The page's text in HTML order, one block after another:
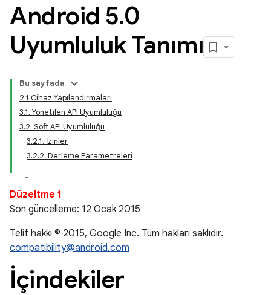
Android 5.0
Uyumluluk Tanımı
Bu sayfada
2.1 Cihaz Yapılandırmaları
3.1. Yönetilen API Uyumluluğu
3.2. Soft API Uyumluluğu
3.2.1. İzinler
3.2.2. Derleme Parametreleri
Düzeltme 1
Son güncelleme: 12 Ocak 2015
Telif hakkı © 2015, Google Inc. Tüm hakları saklıdır.
compatibility@android.com
İçindekiler